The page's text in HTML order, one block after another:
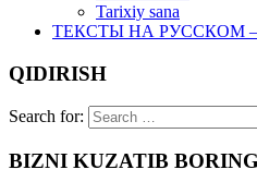
Tarixiy sana
ТЕКСТЫ НА РУССКОМ —
QIDIRISH
Search for:
BIZNI KUZATIB